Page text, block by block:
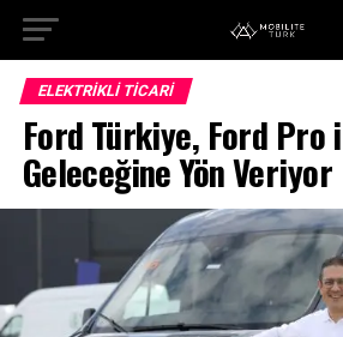
ELEKTRIKLI TICARI
Ford Türkiye, Ford
Geleceğine Yön Veriyor